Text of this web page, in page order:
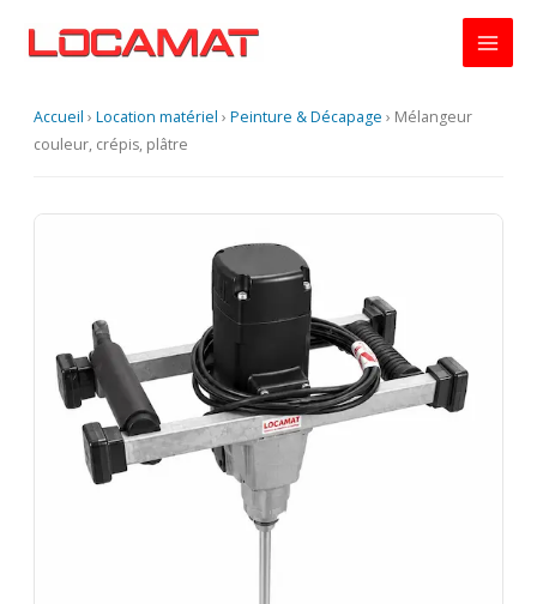
Accueil › Location matériel › Peinture & Décapage › Mélangeur
couleur, crépis, plâtre